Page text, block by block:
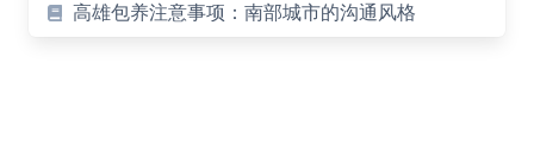
高雄包养注意事项：南部城市的沟通风格